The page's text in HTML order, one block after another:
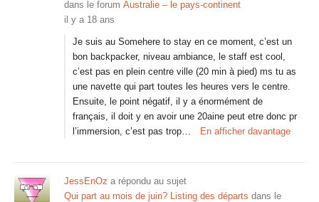
dans le forum Australie – le pays-continent
il y a 18 ans
Je suis au Somehere to stay en ce moment, c’est un
bon backpacker, niveau ambiance, le staff est cool,
c’est pas en plein centre ville (20 min à pied) ms tu as
une navette qui part toutes les heures vers le centre.
Ensuite, le point négatif, il y a énormément de
français, il doit y en avoir une 20aine peut etre donc pr
l’immersion, c’est pas trop…
En afficher davantage
JessEnOz a répondu au sujet
Qui part au mois de juin? Listing des départs dans le